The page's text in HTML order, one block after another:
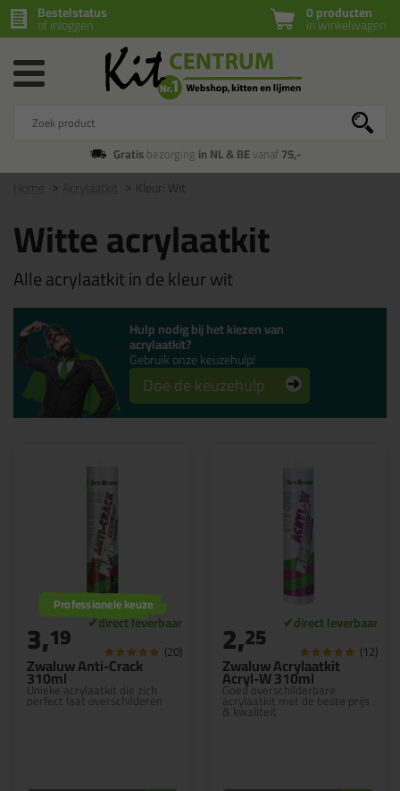
0 producten
in winkelwagen
Bestelstatus
of inloggen
Gratisbezorging in NL & BEvanaf75,-
Kleur: Wit
Witte acrylaatkit
Alle acrylaatkit in de kleur wit
Hulp nodig bij het kiezen van
acrylaatkit?
Gebruik onze keuzehulp!
Doe de keuzehulp
Zwaluw Anti-Crack
310ml
Unieke acrylaatkit die zich
perfect laat overschilderen
Professionele keuze
3,19 (20)
Zwaluw Acrylaatkit
Acryl-W 310ml
Goed overschilderbare
acrylaatkit met de beste prijs
& kwaliteit
2,25 (12)